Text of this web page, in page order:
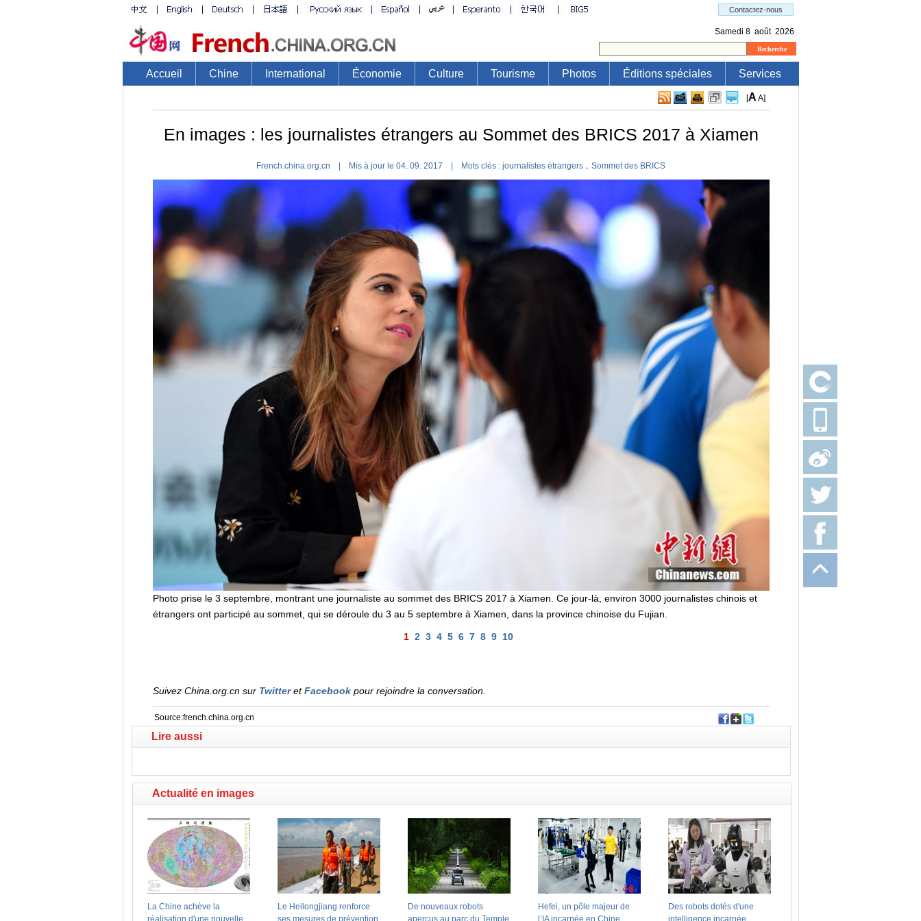
Accueil Chine International Économie Culture Tourisme Photos Éditions spéciales Services
[A A]
En images : les journalistes étrangers au Sommet des BRICS 2017 à Xiamen
French.china.org.cn | Mis à jour le 04. 09. 2017 | Mots clés : journalistes étrangers，Sommet des BRICS
Photo prise le 3 septembre, montrant une journaliste au sommet des BRICS 2017 à Xiamen. Ce jour-là, environ 3000 journalistes chinois et
étrangers ont participé au sommet, qui se déroule du 3 au 5 septembre à Xiamen, dans la province chinoise du Fujian.
1 2 3 4 5 6 7 8 9 10
Suivez China.org.cn sur TwitteretFacebookpour rejoindre la conversation.
Source:french.china.org.cn
Lire aussi